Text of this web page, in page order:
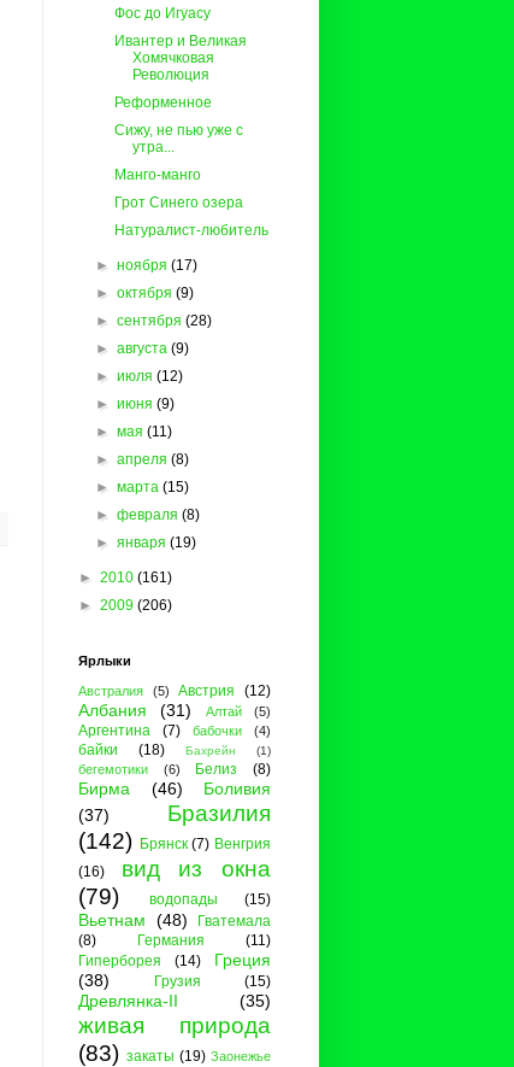
Фос до Игуасу
Ивантер и Великая
Хомячковая
Революция
Реформенное
Сижу, не пью уже с
утра...
Манго-манго
Грот Синего озера
Натуралист-любитель
►ноября(17)
►октября(9)
►сентября(28)
►августа(9)
►июля(12)
►июня(9)
►мая(11)
►апреля(8)
►марта(15)
►февраля(8)
►января(19)
► 2010 (161)
► 2009 (206)
Ярлыки
Австралия (5) Австрия (12)
Албания (31) Алтай (5)
Аргентина (7) бабочки (4)
байки (18) Бахрейн (1)
бегемотики (6) Белиз (8)
Бирма (46)
Боливия
(37)
Бразилия
(142) Брянск (7) Венгрия
(16)
вид из окна
(79)
водопады (15)
Вьетнам (48)
Гватемала
(8)
Германия
(11)
Гиперборея
(14)
Греция
(38)
Грузия (15)
Древлянка-II (35)
живая природа
(83) закаты (19) Заонежье